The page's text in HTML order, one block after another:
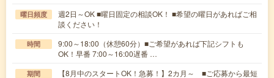
曜日頻度
週2日～OK ■曜日固定の相談OK！ ■希望の曜日があればご相
談ください！
時間
9:00～18:00（休憩60分）■ご希望があれば下記シフトも
OK！早番 7:00～16:00遅番 …
期間
【8月中のスタートOK！急募！】2カ月～ ■ご応募から最短